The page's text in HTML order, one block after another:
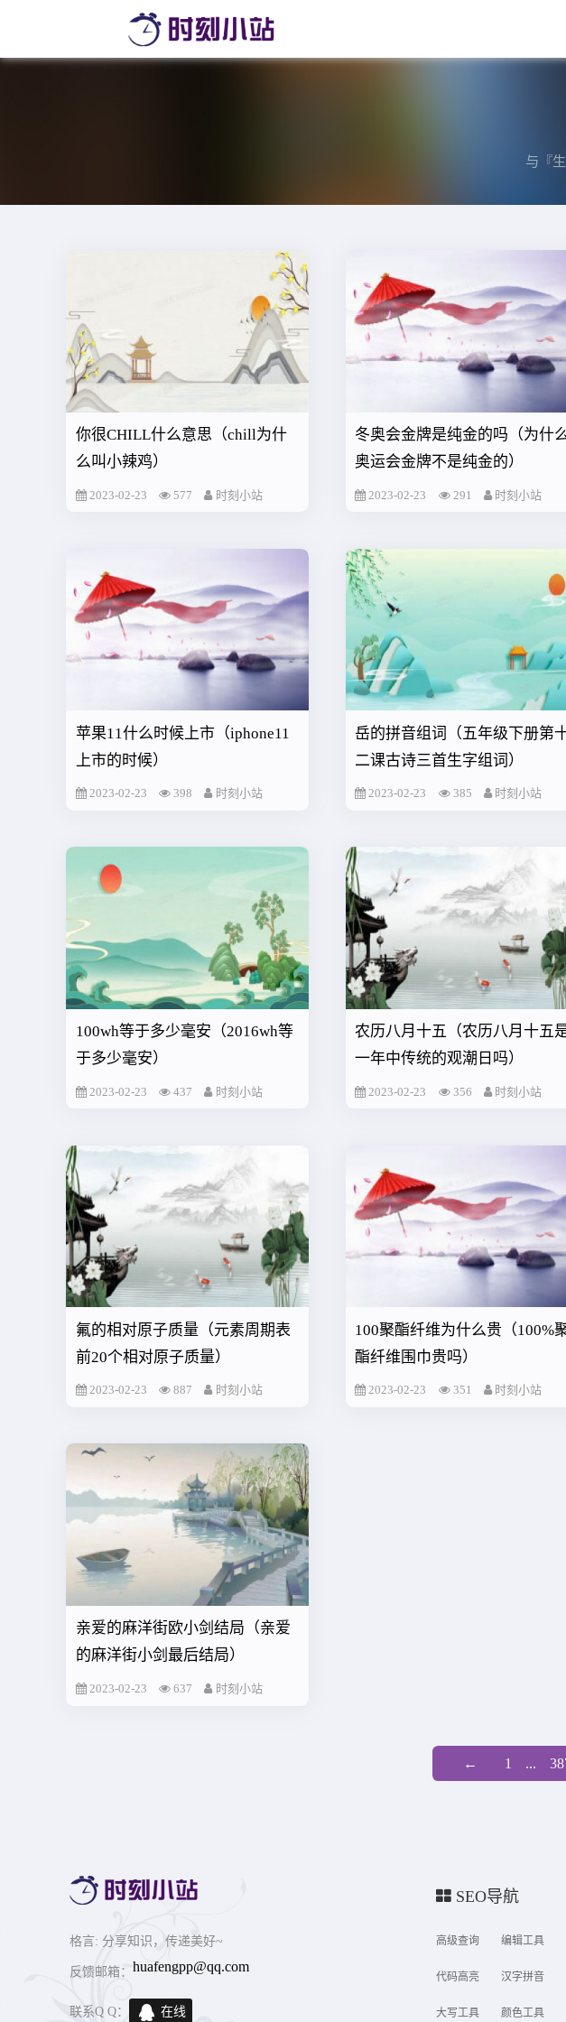
与『
你很CHILL什么意思（chill为什
么叫小辣鸡）
2023-02-23 577 时刻小站
冬奥会金牌是纯金的吗（为什
奥运会金牌不是纯金的）
2023-02-23 291 时刻小站
苹果11什么时候上市（iphone11
上市的时候）
2023-02-23 398 时刻小站
岳的拼音组词（五年级下册第
二课古诗三首生字组词）
2023-02-23 385 时刻小站
100wh等于多少毫安（2016wh等
于多少毫安）
2023-02-23 437 时刻小站
农历八月十五（农历八月十五
一年中传统的观潮日吗）
2023-02-23 356 时刻小站
氟的相对原子质量（元素周期表
前20个相对原子质量）
2023-02-23 887 时刻小站
100聚酯纤维为什么贵（100%
酯纤维围巾贵吗）
2023-02-23 351 时刻小站
亲爱的麻洋街欧小剑结局（亲爱
的麻洋街小剑最后结局）
2023-02-23 637 时刻小站
← 1 ...
格言: 分享知识，传递美好~
反馈邮箱： huafengpp@qq.com
联系Q Q： 在线
SEO导航
高级查询 编辑工具
代码高亮 汉字拼音
大写工具 颜色工具